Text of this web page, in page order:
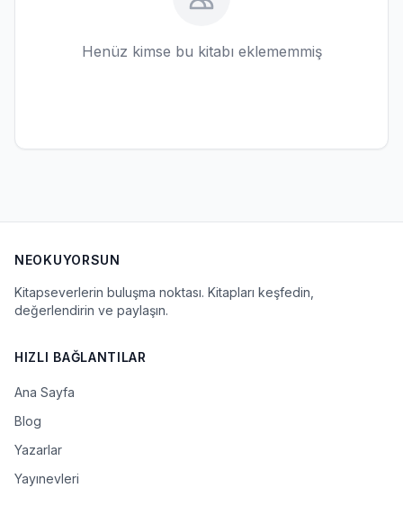
Henüz kimse bu kitabı eklememmiş
NEOKUYORSUN
Kitapseverlerin buluşma noktası. Kitapları keşfedin,
değerlendirin ve paylaşın.
HIZLI BAĞLANTILAR
Ana Sayfa
Blog
Yazarlar
Yayınevleri